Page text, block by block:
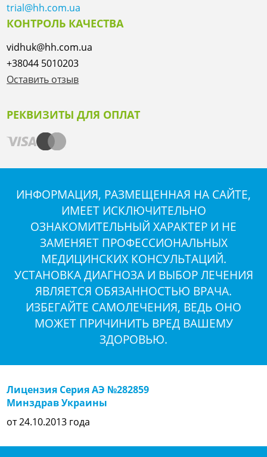
trial@hh.com.ua
КОНТРОЛЬ КАЧЕСТВА
vidhuk@hh.com.ua
+38044 5010203
Оставить отзыв
РЕКВИЗИТЫ ДЛЯ ОПЛАТ
ИНФОРМАЦИЯ, РАЗМЕЩЕННАЯ НА САЙТЕ,
ИМЕЕТ ИСКЛЮЧИТЕЛЬНО
ОЗНАКОМИТЕЛЬНЫЙ ХАРАКТЕР И НЕ
ЗАМЕНЯЕТ ПРОФЕССИОНАЛЬНЫХ
МЕДИЦИНСКИХ КОНСУЛЬТАЦИЙ.
УСТАНОВКА ДИАГНОЗА И ВЫБОР ЛЕЧЕНИЯ
ЯВЛЯЕТСЯ ОБЯЗАННОСТЬЮ ВРАЧА.
ИЗБЕГАЙТЕ САМОЛЕЧЕНИЯ, ВЕДЬ ОНО
МОЖЕТ ПРИЧИНИТЬ ВРЕД ВАШЕМУ
ЗДОРОВЬЮ.
Лицензия Серия АЭ №282859
Минздрав Украины
от 24.10.2013 года